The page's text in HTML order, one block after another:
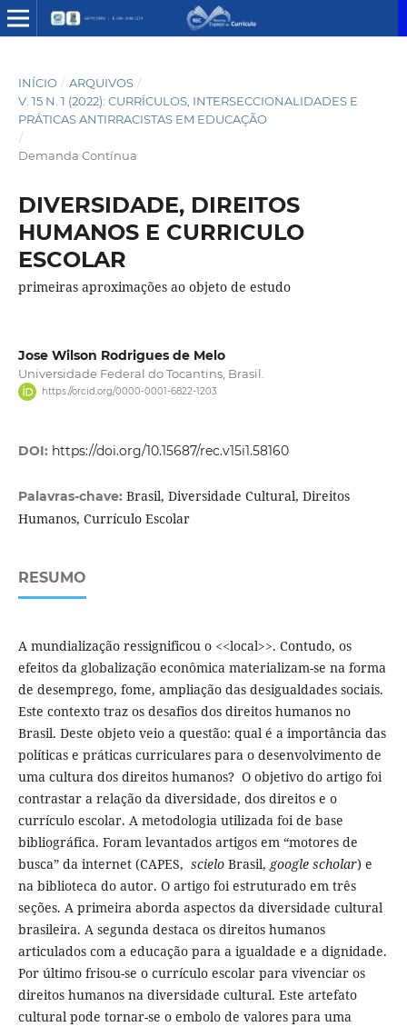
INÍCIO / ARQUIVOS /
V. 15 N. 1 (2022): CURRÍCULOS, INTERSECCIONALIDADES E
PRÁTICAS ANTIRRACISTAS EM EDUCAÇÃO
/
Demanda Contínua
DIVERSIDADE, DIREITOS
HUMANOS E CURRICULO
ESCOLAR
primeiras aproximações ao objeto de estudo
Jose Wilson Rodrigues de Melo
Universidade Federal do Tocantins, Brasil.
https://orcid.org/0000-0001-6822-1203
DOI: https://doi.org/10.15687/rec.v15i1.58160
Palavras-chave: Brasil, Diversidade Cultural, Direitos
Humanos, Currículo Escolar
RESUMO
A mundialização ressignificou o <<local>>. Contudo, os
efeitos da globalização econômica materializam-se na forma
de desemprego, fome, ampliação das desigualdades sociais.
Este contexto traz os desafios dos direitos humanos no
Brasil. Deste objeto veio a questão: qual é a importância das
políticas e práticas curriculares para o desenvolvimento de
uma cultura dos direitos humanos? O objetivo do artigo foi
contrastar a relação da diversidade, dos direitos e o
currículo escolar. A metodologia utilizada foi de base
bibliográfica. Foram levantados artigos em “motores de
busca” da internet (CAPES, scielo Brasil, google scholar) e
na biblioteca do autor. O artigo foi estruturado em três
seções. A primeira aborda aspectos da diversidade cultural
brasileira. A segunda destaca os direitos humanos
articulados com a educação para a igualdade e a dignidade.
Por último frisou-se o currículo escolar para vivenciar os
direitos humanos na diversidade cultural. Este artefato
cultural pode tornar-se o embolo de valores para uma